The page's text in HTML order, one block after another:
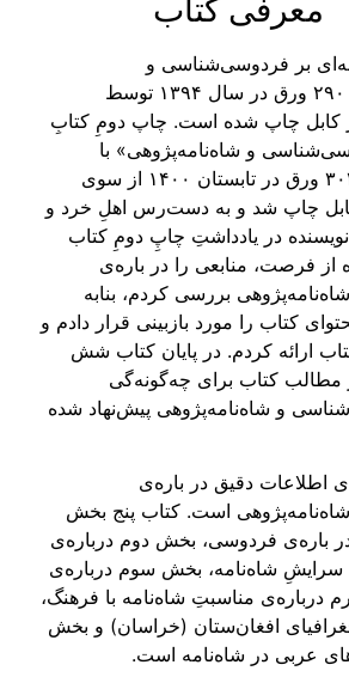
معرفی کتاب
بر فردوسی‌شناسی و
شاه‌نامه‌پژوهی» در ۲۹۰ ورق در سال ۱۳۹۴ توسط
کابل چاپ شده است. چاپ دومِ کتابِ
و شاه‌نامه‌پژوهی» با
ویراست جدید، در ۳۰۲ ورق در تابستان ۱۴۰۰ از سوی
کابل چاپ شد و به دست‌رس اهلِ خرد و
در یادداشتِ چاپِ دومِ کتاب
از فرصت، منابعی را در باره‌ی
بررسی کردم، بنابه
کتاب را مورد بازبینی قرار دادم و
ارائه کردم. در پایان کتاب شش
مطالب کتاب برای چه‌گونه‌گی
و شاه‌نامه‌پژوهی پیش‌نهاد شده
اطلاعات دقیق در باره‌ی
است. کتاب پنج بخش
باره‌ی فردوسی، بخش دوم درباره‌ی
سرایشِ شاه‌نامه، بخش سوم درباره‌ی
درباره‌ی مناسبتِ شاه‌نامه با فرهنگ،
افغان‌ستان (خراسان) و بخش
عربی در شاه‌نامه است.